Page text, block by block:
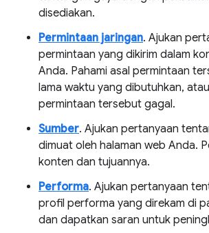
disediakan.
Permintaan jaringan. Ajukan
permintaan yang dikirim dalam
Anda. Pahami asal permintaan
lama waktu yang dibutuhkan,
permintaan tersebut gagal.
Sumber. Ajukan pertanyaan
dimuat oleh halaman web Anda.
konten dan tujuannya.
Performa. Ajukan pertanyaan
profil performa yang direkam di
dan dapatkan saran untuk